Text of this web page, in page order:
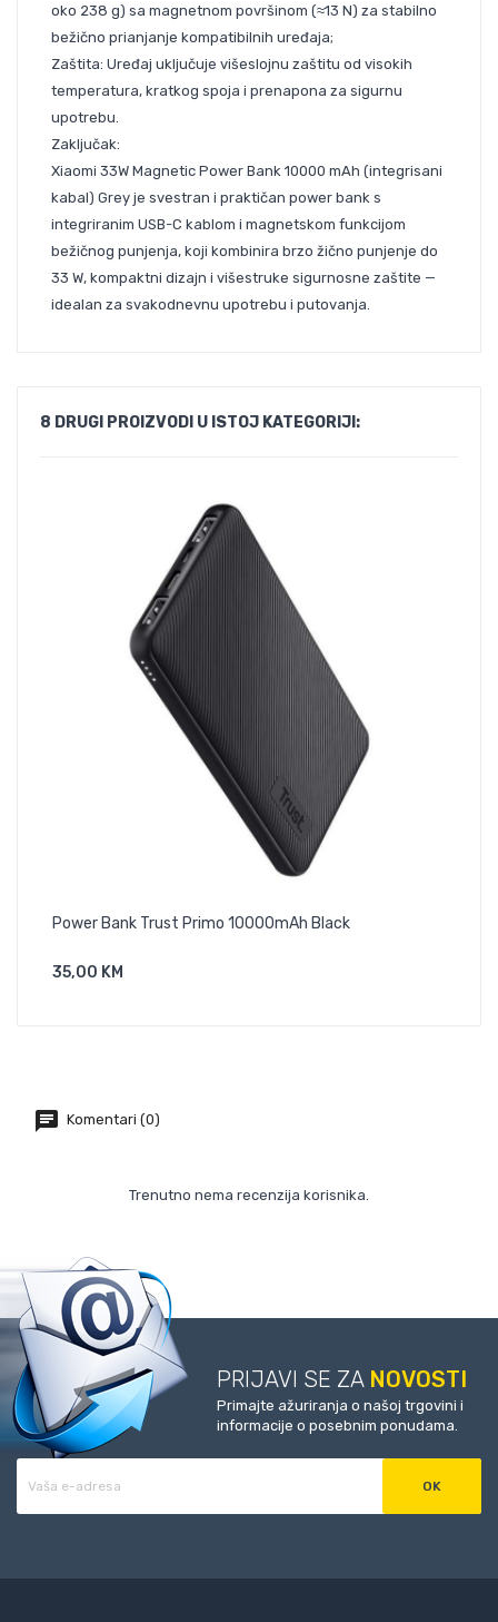
oko 238 g) sa magnetnom površinom (≈13 N) za stabilno
bežično prianjanje kompatibilnih uređaja;
Zaštita: Uređaj uključuje višeslojnu zaštitu od visokih
temperatura, kratkog spoja i prenapona za sigurnu
upotrebu.
Zaključak:
Xiaomi 33W Magnetic Power Bank 10000 mAh (integrisani
kabal) Grey je svestran i praktičan power bank s
integriranim USB-C kablom i magnetskom funkcijom
bežičnog punjenja, koji kombinira brzo žično punjenje do
33 W, kompaktni dizajn i višestruke sigurnosne zaštite —
idealan za svakodnevnu upotrebu i putovanja.
8 DRUGI PROIZVODI U ISTOJ KATEGORIJI:
Power Bank Trust Primo 10000mAh Black
35,00 KMDodaj U Košaricu
Komentari (0)
Trenutno nema recenzija korisnika.
PRIJAVI SE ZA NOVOSTI
Primajte ažuriranja o našoj trgovini i
informacije o posebnim ponudama.